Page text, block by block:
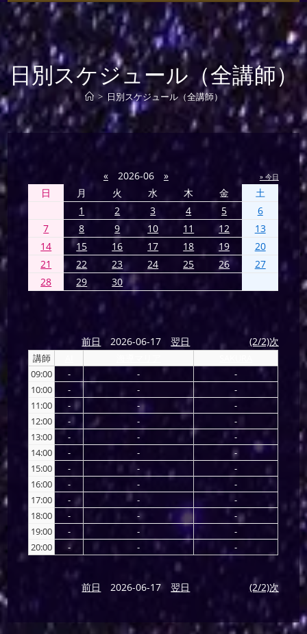
日別スケジュール（全講師）
> 日別スケジュール（全講師）
« 2026-06 » » 今日
日 月 火 水 木 金
土
1
2 3 4 5
6
7
8 9 10 11 12
13
14
15 16 17 18 19
20
21
22 23 24 25 26
27
28
29 30
前日 2026-06-17 翌日 (2/2)次
講師
09:00
- -
-
10:00
- -
-
11:00
- -
-
12:00
- -
-
13:00
- -
-
14:00
- -
-
15:00
- -
-
16:00
- -
-
17:00
- -
-
18:00
- -
-
19:00
- -
-
20:00
- - -
前日 2026-06-17 翌日 (2/2)次